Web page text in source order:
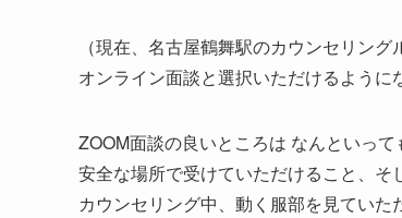
（現在、名古屋鶴舞駅のカウンセリン
オンライン面談と選択いただけるように
ZOOM面談の良いところは なんといっ
安全な場所で受けていただけること、そ
カウンセリング中、動く服部を見ていた